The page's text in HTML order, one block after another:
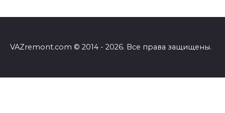
VAZremont.com © 2014 - 2026. Все права защищены.